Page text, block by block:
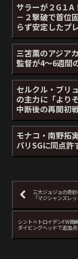
サラーが２G１A
－２撃破で首位
らず安定したプ
三笘薫のアジア
監督が4～6週間
セルクル・ブリ
の主力に「より
中断後の再開初
モナコ・南野拓
パリSGに同点許
三大ジョジョの奇
「マジシャンズレ
シント＝トロイデンFW岡
ダイビングヘッドで追加